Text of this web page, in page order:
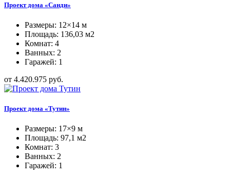
Проект дома «Санди»
Размеры: 12×14 м
Площадь: 136,03 м2
Комнат: 4
Ванных: 2
Гаражей: 1
от 4.420.975 руб.
Проект дома «Тутин»
Размеры: 17×9 м
Площадь: 97,1 м2
Комнат: 3
Ванных: 2
Гаражей: 1